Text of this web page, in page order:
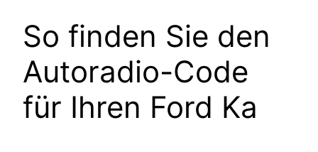
So finden Sie den
Autoradio-Code
für Ihren Ford Ka